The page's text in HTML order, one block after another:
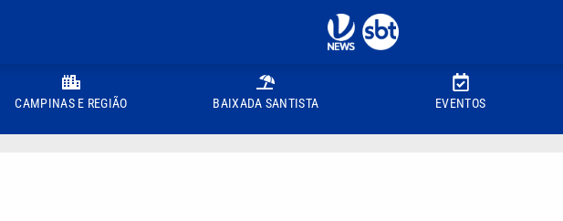
CAMPINAS E REGIÃO BAIXADA SANTISTA EVENTOS